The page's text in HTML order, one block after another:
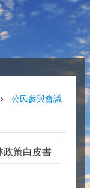
公民參與會議
政策白皮書